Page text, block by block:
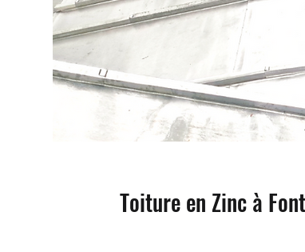
Toiture en Zinc à